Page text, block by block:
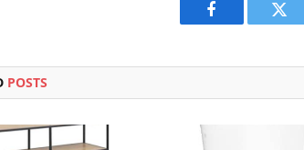
Facebook
POSTS